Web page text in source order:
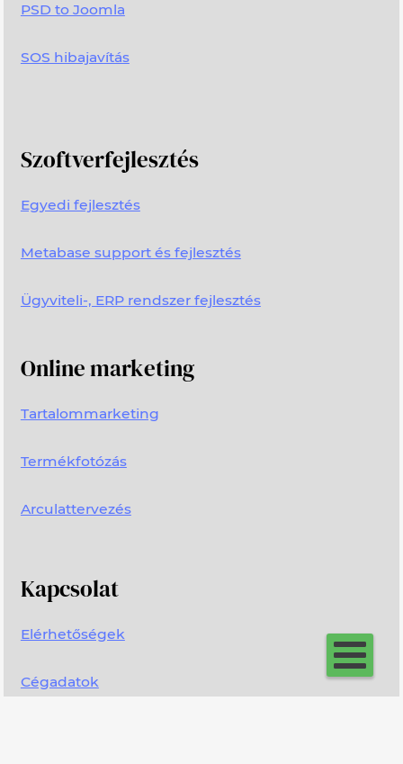
PSD to Joomla
SOS hibajavítás
Szoftverfejlesztés
Egyedi fejlesztés
Metabase support és fejlesztés
Ügyviteli-, ERP rendszer fejlesztés
Online marketing
Tartalommarketing
Termékfotózás
Arculattervezés
Kapcsolat
Elérhetőségek
Cégadatok